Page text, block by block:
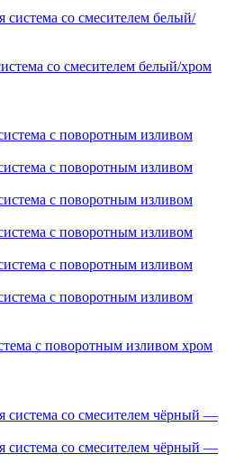
со смесителем белый/хром
с поворотным изливом хром